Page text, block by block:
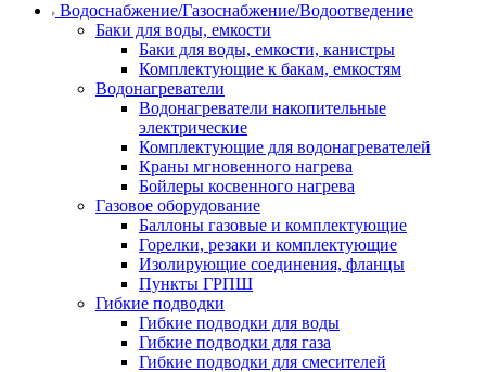
Водоснабжение/Газоснабжение/Водоотведение
Баки для воды, емкости
Баки для воды, емкости, канистры
Комплектующие к бакам, емкостям
Водонагреватели
Водонагреватели накопительные
электрические
Комплектующие для водонагревателей
Краны мгновенного нагрева
Бойлеры косвенного нагрева
Газовое оборудование
Баллоны газовые и комплектующие
Горелки, резаки и комплектующие
Изолирующие соединения, фланцы
Пункты ГРПШ
Гибкие подводки
Гибкие подводки для воды
Гибкие подводки для газа
Гибкие подводки для смесителей